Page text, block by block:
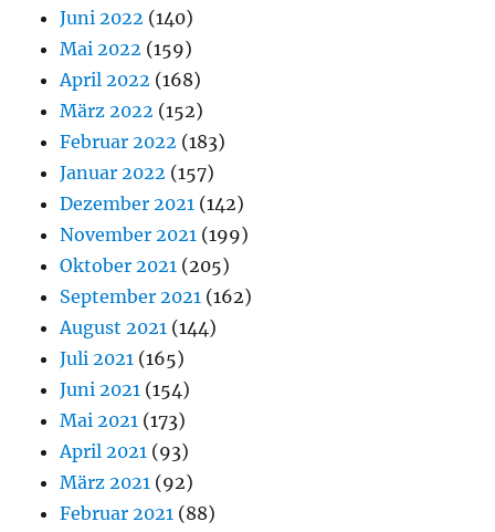
Juni 2022 (140)
Mai 2022 (159)
April 2022 (168)
März 2022 (152)
Februar 2022 (183)
Januar 2022 (157)
Dezember 2021 (142)
November 2021 (199)
Oktober 2021 (205)
September 2021 (162)
August 2021 (144)
Juli 2021 (165)
Juni 2021 (154)
Mai 2021 (173)
April 2021 (93)
März 2021 (92)
Februar 2021 (88)